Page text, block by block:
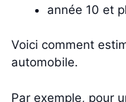
année 10 et
Voici comment
automobile.
Par exemple, pour